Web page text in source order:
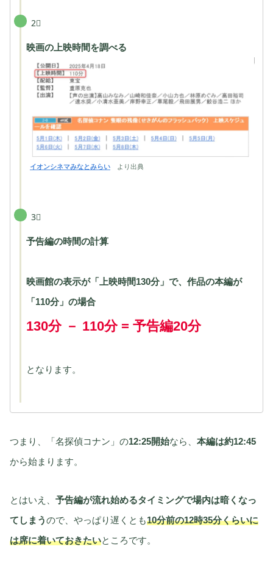
2⃣
映画の上映時間を調べる
イオンシネマみなとみらい より出典
3⃣
予告編の時間の計算
映画館の表示が「上映時間130分」で、作品の本編が
「110分」の場合
130分 － 110分 = 予告編20分
となります。
つまり、「名探偵コナン」の12:25開始なら、 本編は約12:45
から始まります。
とはいえ、 予告編が流れ始めるタイミングで場内は暗くなっ
てしまうので、やっぱり遅くとも10分前の12時35分くらいに
は席に着いておきたいところです。